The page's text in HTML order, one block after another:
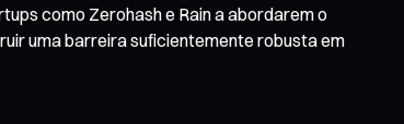
como Zerohash e Rain a abordarem o
uma barreira suficientemente robusta em